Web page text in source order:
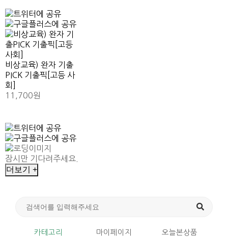
비상교육) 완자 기출
PICK 기출픽[고등 사
회]
11,700원
잠시만 기다려주세요.
더보기 +
카테고리 마이페이지 오늘본상품